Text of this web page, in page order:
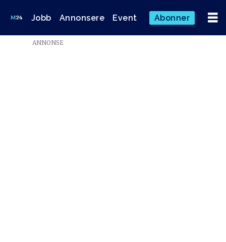
Jobb Annonsere Event Abonner
ANNONSE